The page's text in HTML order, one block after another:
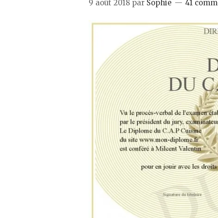
9 août 2018 par Sophie 41